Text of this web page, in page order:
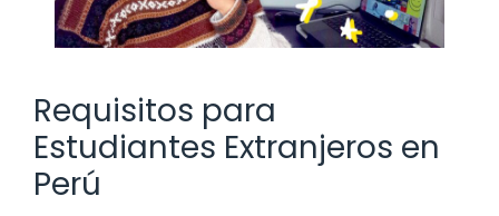
Requisitos para
Estudiantes Extranjeros en
Perú